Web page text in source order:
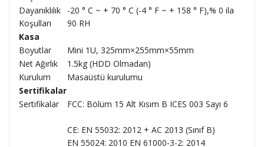
Dayanıklılık
Koşulları
-20 ° C ~ + 70 ° C (-4 ° F ~ + 158 ° F),% 0 ila
90 RH
Kasa
Boyutlar
Mini 1U, 325mm×255mm×55mm
Net Ağırlık
1.5kg (HDD Olmadan)
Kurulum
Masaüstü kurulumu
Sertifikalar
Sertifikalar
FCC: Bölüm 15 Alt Kısım B ICES 003 Sayı 6
CE: EN 55032: 2012 + AC 2013 (Sınıf B)
EN 55024: 2010 EN 61000-3-2: 2014